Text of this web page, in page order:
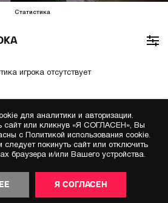
Статистика
игрока отсутствует
для аналитики и авторизации.
сайт или кликнув «Я СОГЛАСЕН», Вы
с Политикой использования cookie.
покинуть сайт или отключить
браузера и/или Вашего устройства.
Я СОГЛАСЕН